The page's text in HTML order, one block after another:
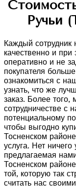
Ручьи
Каждый сотрудник
качественно и при
оперативно и не
покупателя
ознакомиться с
узнать, что же
заказ. Более
сотрудничестве с
потенциальному
чтобы выгодно
Тосненском
услуга. Нет ничего
предлагаемая
Тосненском
той, которую так
считать нас